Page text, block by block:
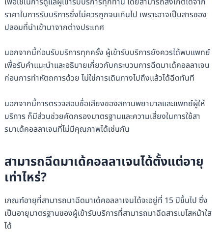
ราคาในการรับบริการซึ่งไม่ควรถูกจนเกินไป เพราะอาจเป็นสารของ
ปลอมที่นำเข้ามาจากต่างประเทศ
นอกจากนี้ก่อนรับบริการทุกครั้ง ผู้เข้ารับบริการยังควรได้พบแพทย์
เพื่อรับคำแนะนำและอธิบายเกี่ยวกับกระบวนการฉีดมาเด้คอลลาเจน
ก่อนการทำหัตถการด้วย ไม่ใช่การเดินทางไปถึงแล้วได้ฉีดทันที
นอกจากนี้การตรวจสอบชื่อเสียงของสถานพยาบาลและแพทย์ผู้ให้
บริการ ก็มีส่วนช่วยคัดกรองมาตรฐานและความเสี่ยงในการใช้สา
รมาเด้คอลลาเจนที่ไม่มีคุณภาพได้เช่นกัน
สามารถฉีดมาเด้คอลลาเจนได้ตั้งแต่อายุ
เท่าไหร่?
เกณฑ์อายุที่สามารถมาฉีดมาเด้คอลลาเจนได้จะอยู่ที่ 15 ปีขึ้นไป ซึ่ง
เป็นอายุมาตรฐานของผู้เข้ารับบริการที่สามารถมาฉีดสารเมโสหน้าใส
ได้